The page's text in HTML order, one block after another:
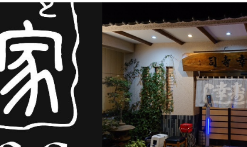
4-20 サンパレス
：00 ～ 0：
ー23:00)
所在地：奥州市水沢
営業時間： 昼11：
夜17：30